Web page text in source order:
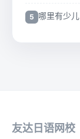
哪里有少
友达日语网校